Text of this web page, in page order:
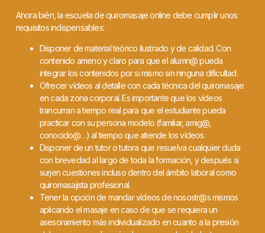
Ahora bién, la escuela de quiromasaje online debe cumplir unos
requisitos indispensables:
Disponer de material teórico ilustrado y de calidad. Con
contenido ameno y claro para que el alumn@ pueda
integrar los contenidos por si mismo sin ninguna dificultad.
Ofrecer vídeos al detalle con cada técnica del quiromasaje
en cada zona corporal. Es importante que los vídeos
trancurran a tiempo real para que el estudiante pueda
practicar con su persona modelo (familiar, amig@,
conocido@…) al tiempo que atiende los vídeos.
Disponer de un tutor o tutora que resuelva cualquier duda
con brevedad al largo de toda la formación, y después si
surjen cuestiones incluso dentro del ámbito laboral como
quiromasajista profesional.
Tener la opción de mandar vídeos de nosostr@s mismos
aplicando el masaje en caso de que se requiera un
asesoramiento más individualizado en cuanto a la presión